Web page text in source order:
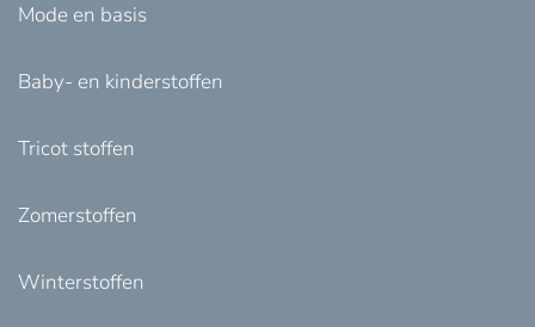
Mode en basis
Baby- en kinderstoffen
Tricot stoffen
Zomerstoffen
Winterstoffen